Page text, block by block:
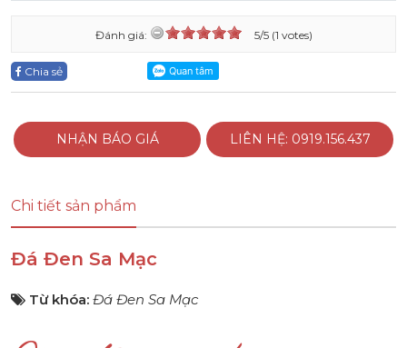
Đánh giá: 5/5 (1 votes)
Chia sẻ
NHẬN BÁO GIÁ LIÊN HỆ: 0919.156.437
Chi tiết sản phẩm
Đá Đen Sa Mạc
Từ khóa: Đá Đen Sa Mạc